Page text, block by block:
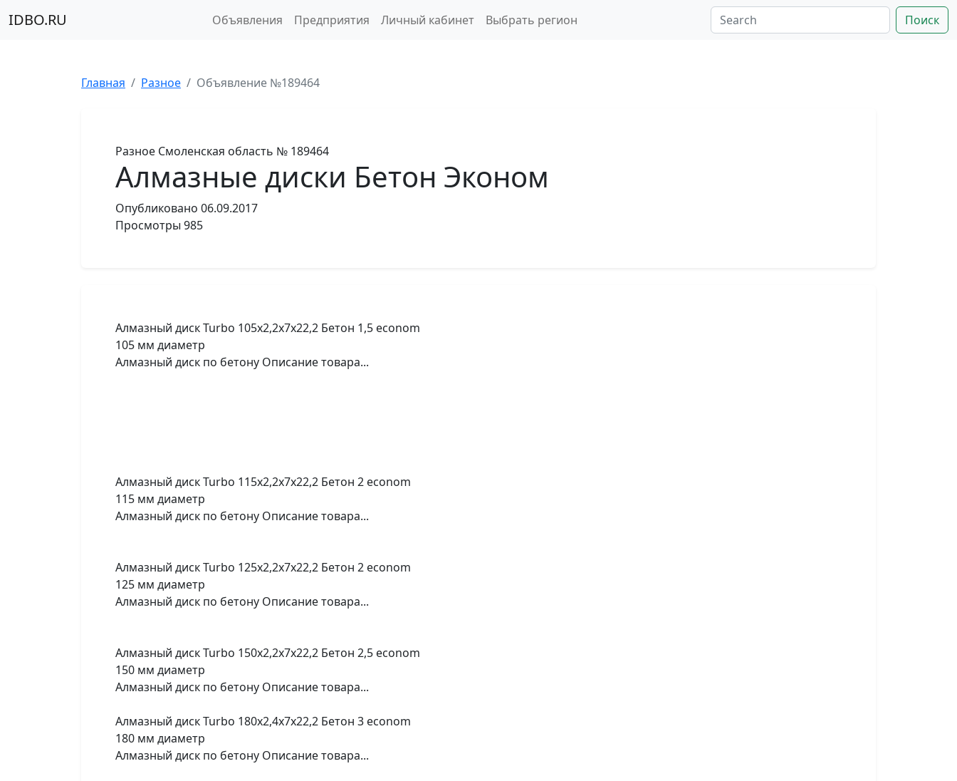
IDBO.RU Объявления Предприятия Личный кабинет Выбрать регион Поиск
Главная Разное Объявление №189464
Разное Смоленская область № 189464
Алмазные диски Бетон Эконом
Опубликовано 06.09.2017
Просмотры 985
Алмазный диск Turbo 105x2,2x7x22,2 Бетон 1,5 econom
105 мм диаметр
Алмазный диск по бетону Описание товара...
Алмазный диск Turbo 115x2,2x7x22,2 Бетон 2 econom
115 мм диаметр
Алмазный диск по бетону Описание товара...
Алмазный диск Turbo 125x2,2x7x22,2 Бетон 2 econom
125 мм диаметр
Алмазный диск по бетону Описание товара...
Алмазный диск Turbo 150x2,2x7x22,2 Бетон 2,5 econom
150 мм диаметр
Алмазный диск по бетону Описание товара...
Алмазный диск Turbo 180x2,4x7x22,2 Бетон 3 econom
180 мм диаметр
Алмазный диск по бетону Описание товара...